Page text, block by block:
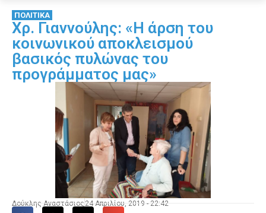
ΠΟΛΙΤΙΚΑ
Χρ. Γιαννούλης: «Η άρση του
κοινωνικού αποκλεισμού
βασικός πυλώνας του
προγράμματος μας»
Δούκλης Αναστάσιος 24 Απριλίου, 2019 - 22:42